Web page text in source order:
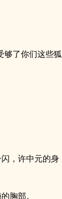
够了你们这些狐
，许中元的身
胸部。